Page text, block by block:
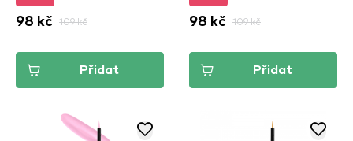
98 kč 109 kč
Přidat
98 kč 109 kč
Přidat